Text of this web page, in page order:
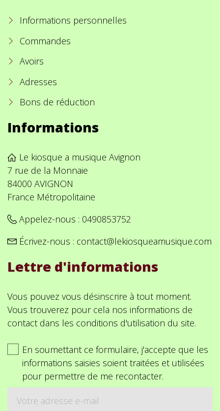
Informations personnelles
Commandes
Avoirs
Adresses
Bons de réduction
Informations
Le kiosque a musique Avignon
7 rue de la Monnaie
84000 AVIGNON
France Métropolitaine
Appelez-nous : 0490853752
Écrivez-nous : contact@lekiosqueamusique.com
Lettre d'informations
Vous pouvez vous désinscrire à tout moment.
Vous trouverez pour cela nos informations de
contact dans les conditions d'utilisation du site.
En soumettant ce formulaire, j'accepte que les
informations saisies soient traitées et utilisées
pour permettre de me recontacter.